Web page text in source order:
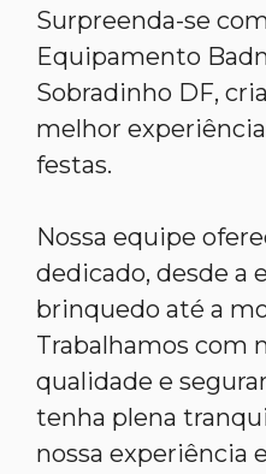
Surpreenda-se
Equipamento
Sobradinho DF,
melhor
festas.
Nossa equipe
dedicado, desde a
brinquedo até a
Trabalhamos com
qualidade e
tenha plena
nossa experiência